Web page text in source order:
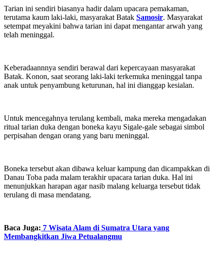
Tarian ini sendiri biasanya hadir dalam upacara pemakaman,
terutama kaum laki-laki, masyarakat Batak Samosir. Masyarakat
setempat meyakini bahwa tarian ini dapat mengantar arwah yang
telah meninggal.
Keberadaannnya sendiri berawal dari kepercayaan masyarakat
Batak. Konon, saat seorang laki-laki terkemuka meninggal tanpa
anak untuk penyambung keturunan, hal ini dianggap kesialan.
Untuk mencegahnya terulang kembali, maka mereka mengadakan
ritual tarian duka dengan boneka kayu Sigale-gale sebagai simbol
perpisahan dengan orang yang baru meninggal.
Boneka tersebut akan dibawa keluar kampung dan dicampakkan di
Danau Toba pada malam terakhir upacara tarian duka. Hal ini
menunjukkan harapan agar nasib malang keluarga tersebut tidak
terulang di masa mendatang.
Baca Juga: 7 Wisata Alam di Sumatra Utara yang
Membangkitkan Jiwa Petualangmu